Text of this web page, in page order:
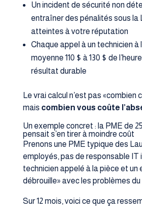
Un incident de sécurité non
entraîner des pénalités sous la
atteintes à votre réputation
Chaque appel à un technicien
moyenne 110 $ à 130 $ de
résultat durable
Le vrai calcul n’est pas «combien
mais combien vous coûte
Un exemple concret : la PME de
pensait s’en tirer à moindre coût
Prenons une PME typique des
employés, pas de responsable IT
technicien appelé à la pièce et un
débrouille» avec les problèmes
Sur 12 mois, voici ce que ça